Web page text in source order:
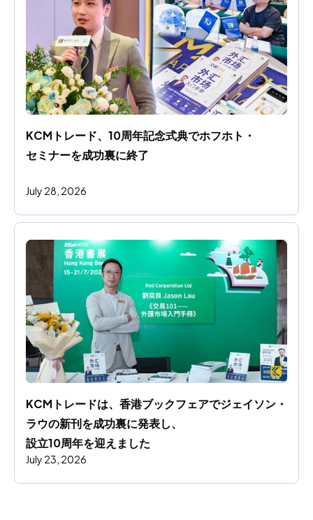
KCMトレード、10周年記念式典でホフホト・
セミナーを成功裏に終了
July 28, 2026
KCMトレードは、香港ブックフェアでジェイソン・
ラウの新刊を成功裏に発表し、
設立10周年を迎えました
July 23, 2026